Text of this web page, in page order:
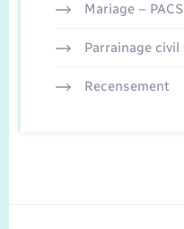
Mariage – PACS
Parrainage civil
Recensement